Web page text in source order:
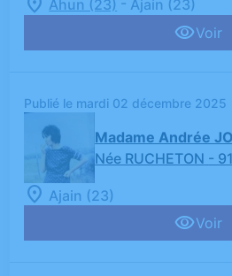
Ahun (23)
Ajain (23)
Voir
Publié le mardi 02 décembre 2025
Madame Andrée
Née RUCHETON -
Ajain (23)
Voir